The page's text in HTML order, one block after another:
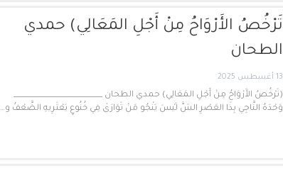
تَرْخُصُ الأَرْوَاحُ مِنْ أَجْلِ المَعَالِي) حمدي
الطحان
13 أغسطس 2025
(تَرْخُصُ الأَرْوَاحُ مِنْ أَجْلِ المَعَالِي) حمدي الطحان _________________________
وَحْدَهُ النَّاجِي بِذَا العَصْرِ الشَّ لَيْسَ يَنْجُو مَنْ تَوَارَىٰ فِي خُنُوعٍ يَعْتَرِيهِ الضَّعْفُ و…